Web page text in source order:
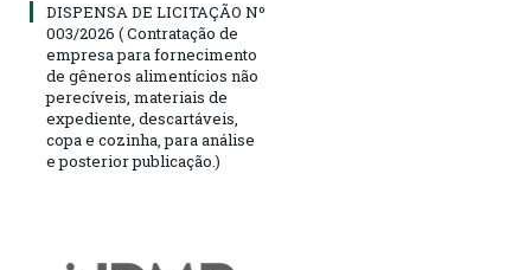
DISPENSA DE LICITAÇÃO Nº
003/2026 ( Contratação de
empresa para fornecimento
de gêneros alimentícios não
perecíveis, materiais de
expediente, descartáveis,
copa e cozinha, para análise
e posterior publicação.)